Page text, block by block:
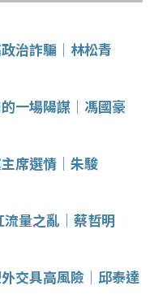
治詐騙│林松青
一場陽謀│馮國豪
席選情│朱駿
流量之亂│蔡哲明
交具高風險│邱泰達